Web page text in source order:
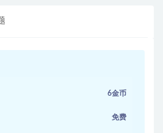
6金币
免费